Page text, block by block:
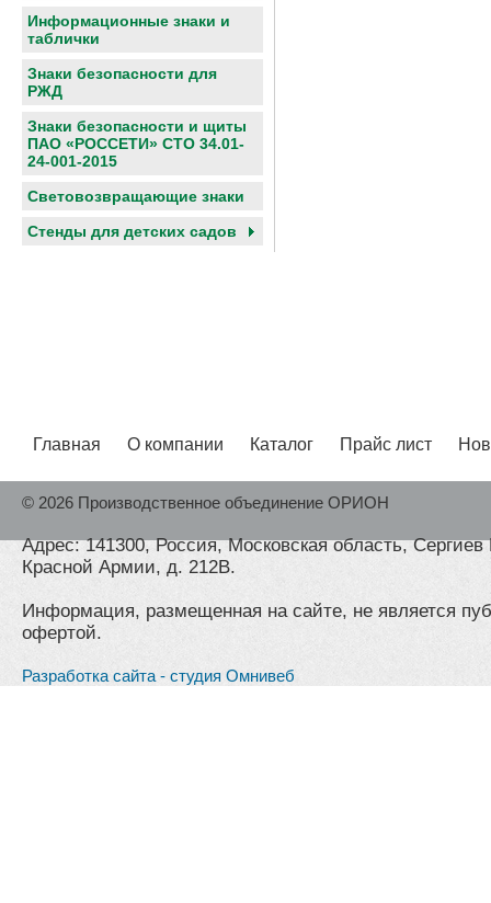
Информационные знаки и
таблички
Знаки безопасности для
РЖД
Знаки безопасности и щиты
ПАО «РОССЕТИ» СТО 34.01-
24-001-2015
Световозвращающие знаки
Cтенды для детских садов
Главная О компании Каталог Прайс лист
© 2026 Производственное объединение ОРИОН
Адрес: 141300, Россия, Московская область,
Красной Армии, д. 212В.
Информация, размещенная на сайте, не является
офертой.
Разработка сайта - студия Омнивеб